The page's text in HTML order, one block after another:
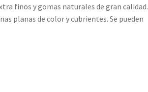
finos y gomas naturales de gran calidad.
planas de color y cubrientes. Se pueden